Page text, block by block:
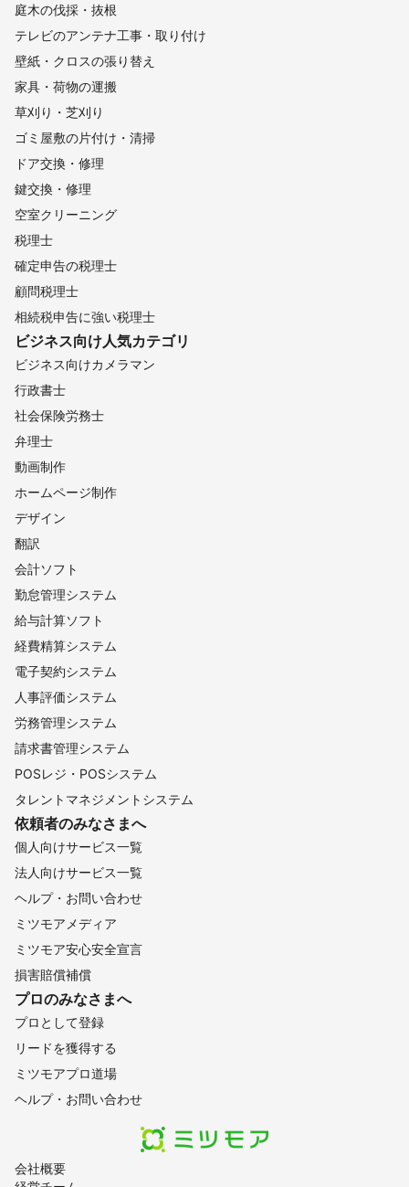
会社概要
庭木の伐採・抜根
テレビのアンテナ工事・取り付け
壁紙・クロスの張り替え
家具・荷物の運搬
草刈り・芝刈り
ゴミ屋敷の片付け・清掃
ドア交換・修理
鍵交換・修理
空室クリーニング
税理士
確定申告の税理士
顧問税理士
相続税申告に強い税理士
ビジネス向け人気カテゴリ
ビジネス向けカメラマン
行政書士
社会保険労務士
弁理士
動画制作
ホームページ制作
デザイン
翻訳
会計ソフト
勤怠管理システム
給与計算ソフト
経費精算システム
電子契約システム
人事評価システム
労務管理システム
請求書管理システム
POSレジ・POSシステム
タレントマネジメントシステム
依頼者のみなさまへ
個人向けサービス一覧
法人向けサービス一覧
ヘルプ・お問い合わせ
ミツモアメディア
ミツモア安心安全宣言
損害賠償補償
プロのみなさまへ
プロとして登録
リードを獲得する
ミツモアプロ道場
ヘルプ・お問い合わせ